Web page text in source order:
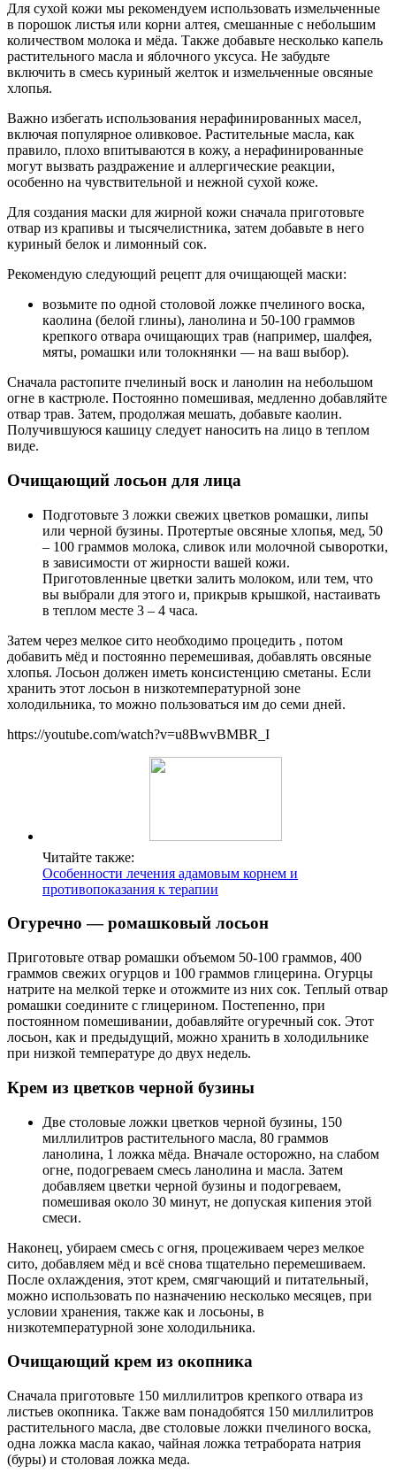
Для сухой кожи мы рекомендуем использовать измельченные
в порошок листья или корни алтея, смешанные с небольшим
количеством молока и мёда. Также добавьте несколько капель
растительного масла и яблочного уксуса. Не забудьте
включить в смесь куриный желток и измельченные овсяные
хлопья.
Важно избегать использования нерафинированных масел,
включая популярное оливковое. Растительные масла, как
правило, плохо впитываются в кожу, а нерафинированные
могут вызвать раздражение и аллергические реакции,
особенно на чувствительной и нежной сухой коже.
Для создания маски для жирной кожи сначала приготовьте
отвар из крапивы и тысячелистника, затем добавьте в него
куриный белок и лимонный сок.
Рекомендую следующий рецепт для очищающей маски:
возьмите по одной столовой ложке пчелиного воска,
каолина (белой глины), ланолина и 50-100 граммов
крепкого отвара очищающих трав (например, шалфея,
мяты, ромашки или толокнянки — на ваш выбор).
Сначала растопите пчелиный воск и ланолин на небольшом
огне в кастрюле. Постоянно помешивая, медленно добавляйте
отвар трав. Затем, продолжая мешать, добавьте каолин.
Получившуюся кашицу следует наносить на лицо в теплом
виде.
Очищающий лосьон для лица
Подготовьте 3 ложки свежих цветков ромашки, липы
или черной бузины. Протертые овсяные хлопья, мед, 50
– 100 граммов молока, сливок или молочной сыворотки,
в зависимости от жирности вашей кожи.
Приготовленные цветки залить молоком, или тем, что
вы выбрали для этого и, прикрыв крышкой, настаивать
в теплом месте 3 – 4 часа.
Затем через мелкое сито необходимо процедить , потом
добавить мёд и постоянно перемешивая, добавлять овсяные
хлопья. Лосьон должен иметь консистенцию сметаны. Если
хранить этот лосьон в низкотемпературной зоне
холодильника, то можно пользоваться им до семи дней.
https://youtube.com/watch?v=u8BwvBMBR_I
Читайте также:
Особенности лечения адамовым корнем и
противопоказания к терапии
Огуречно — ромашковый лосьон
Приготовьте отвар ромашки объемом 50-100 граммов, 400
граммов свежих огурцов и 100 граммов глицерина. Огурцы
натрите на мелкой терке и отожмите из них сок. Теплый отвар
ромашки соедините с глицерином. Постепенно, при
постоянном помешивании, добавляйте огуречный сок. Этот
лосьон, как и предыдущий, можно хранить в холодильнике
при низкой температуре до двух недель.
Крем из цветков черной бузины
Две столовые ложки цветков черной бузины, 150
миллилитров растительного масла, 80 граммов
ланолина, 1 ложка мёда. Вначале осторожно, на слабом
огне, подогреваем смесь ланолина и масла. Затем
добавляем цветки черной бузины и подогреваем,
помешивая около 30 минут, не допуская кипения этой
смеси.
Наконец, убираем смесь с огня, процеживаем через мелкое
сито, добавляем мёд и всё снова тщательно перемешиваем.
После охлаждения, этот крем, смягчающий и питательный,
можно использовать по назначению несколько месяцев, при
условии хранения, также как и лосьоны, в
низкотемпературной зоне холодильника.
Очищающий крем из окопника
Сначала приготовьте 150 миллилитров крепкого отвара из
листьев окопника. Также вам понадобятся 150 миллилитров
растительного масла, две столовые ложки пчелиного воска,
одна ложка масла какао, чайная ложка тетрабората натрия
(буры) и столовая ложка меда.